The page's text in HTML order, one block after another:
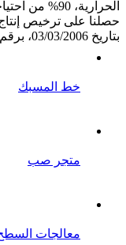
الحرارية،
حصلنا على ترخيص
بتاريخ 03/03/2006، برقم E0/671-1/618.
خط المسبك
متجر صب
معالجات